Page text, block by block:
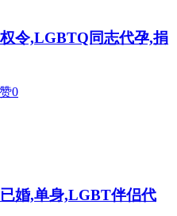
令,LGBTQ同志代孕,捐
0
婚,单身,LGBT伴侣代